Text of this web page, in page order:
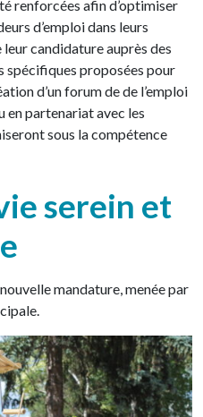
renforcées afin d’optimiser
d’emploi dans leurs
candidature auprès des
spécifiques proposées pour
d’un forum de de l’emploi
en partenariat avec les
sous la compétence
serein et
mandature, menée par